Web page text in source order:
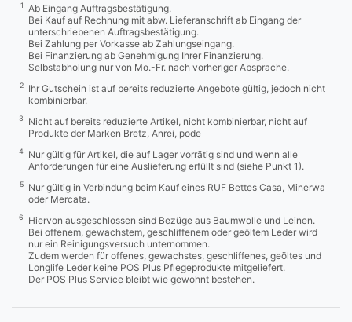
1
Ab Eingang Auftragsbestätigung.
Bei Kauf auf Rechnung mit abw. Lieferanschrift ab Eingang der
unterschriebenen Auftragsbestätigung.
Bei Zahlung per Vorkasse ab Zahlungseingang.
Bei Finanzierung ab Genehmigung Ihrer Finanzierung.
Selbstabholung nur von Mo.-Fr. nach vorheriger Absprache.
2
Ihr Gutschein ist auf bereits reduzierte Angebote gültig, jedoch nicht
kombinierbar.
3
Nicht auf bereits reduzierte Artikel, nicht kombinierbar, nicht auf
Produkte der Marken Bretz, Anrei, pode
4
Nur gültig für Artikel, die auf Lager vorrätig sind und wenn alle
Anforderungen für eine Auslieferung erfüllt sind (siehe Punkt 1).
5
Nur gültig in Verbindung beim Kauf eines RUF Bettes Casa, Minerwa
oder Mercata.
6
Hiervon ausgeschlossen sind Bezüge aus Baumwolle und Leinen.
Bei offenem, gewachstem, geschliffenem oder geöltem Leder wird
nur ein Reinigungsversuch unternommen.
Zudem werden für offenes, gewachstes, geschliffenes, geöltes und
Longlife Leder keine POS Plus Pflegeprodukte mitgeliefert.
Der POS Plus Service bleibt wie gewohnt bestehen.